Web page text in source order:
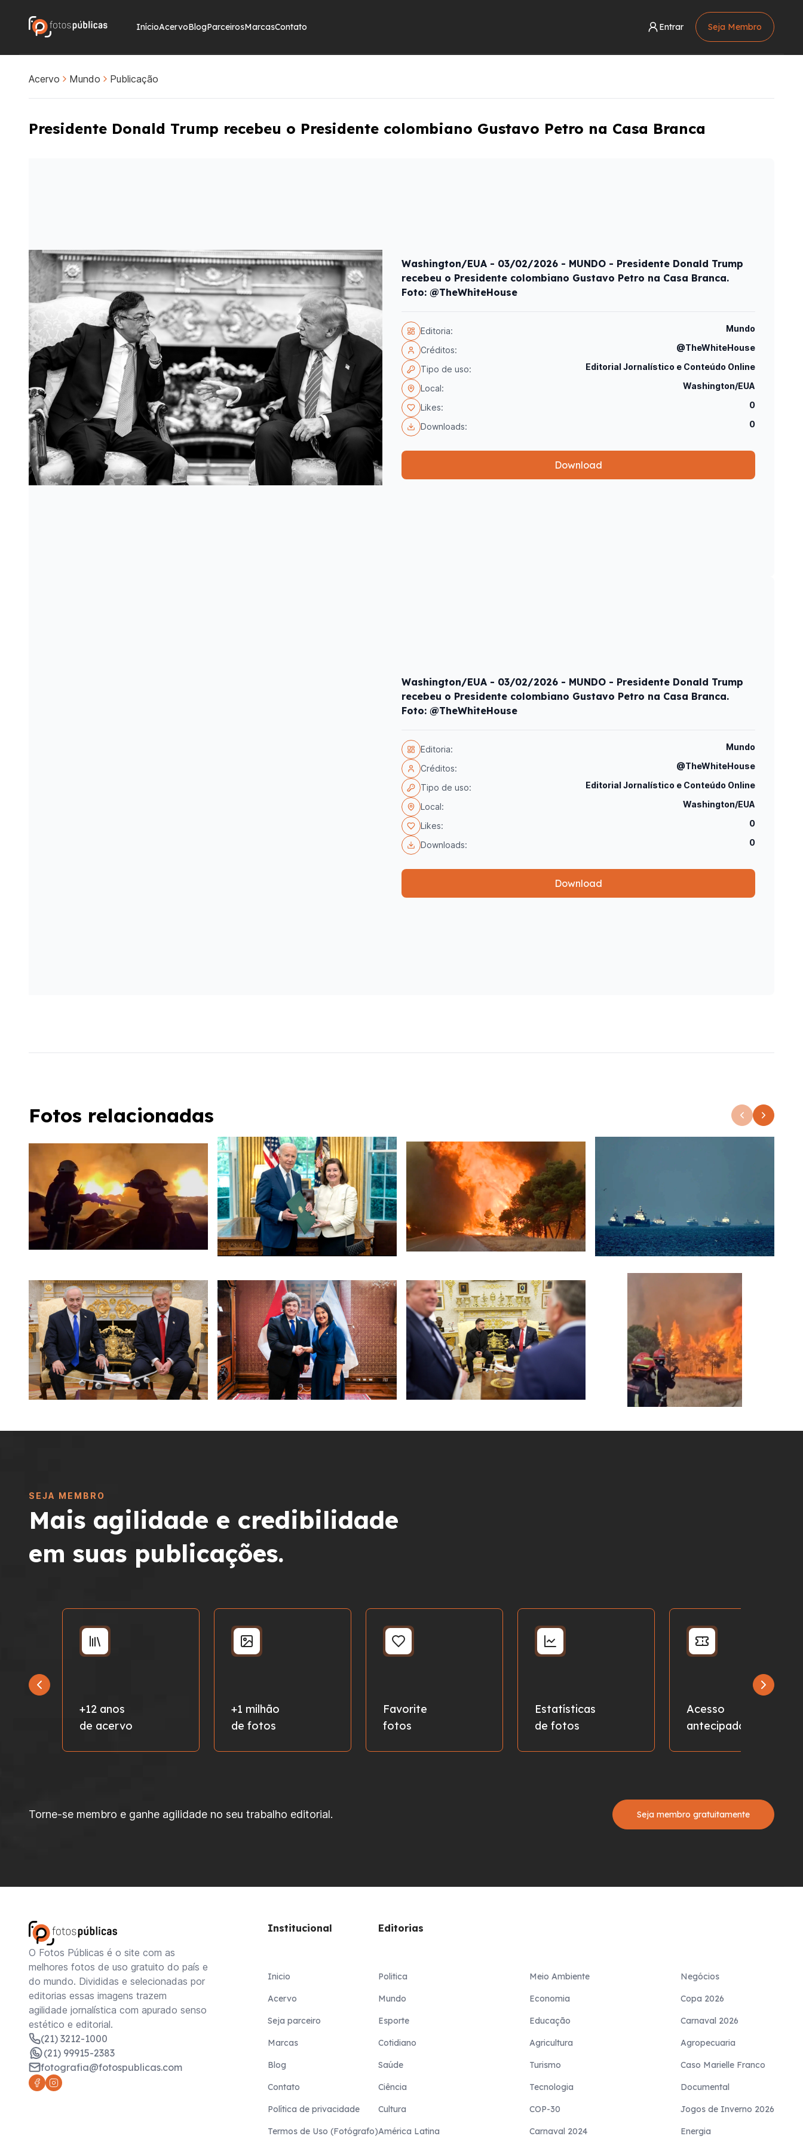
InícioAcervoBlogParceirosMarcasContato Entrar Seja Membro
Acervo Mundo Publicação
Presidente Donald Trump recebeu o Presidente colombiano Gustavo Petro na Casa Branca
Washington/EUA - 03/02/2026 - MUNDO - Presidente Donald Trump
recebeu o Presidente colombiano Gustavo Petro na Casa Branca.
Foto: @TheWhiteHouse
Editoria: Mundo
Créditos: @TheWhiteHouse
Tipo de uso: Editorial Jornalístico e Conteúdo Online
Local: Washington/EUA
Likes: 0
Downloads: 0
Download
Washington/EUA - 03/02/2026 - MUNDO - Presidente Donald Trump
recebeu o Presidente colombiano Gustavo Petro na Casa Branca.
Foto: @TheWhiteHouse
Editoria: Mundo
Créditos: @TheWhiteHouse
Tipo de uso: Editorial Jornalístico e Conteúdo Online
Local: Washington/EUA
Likes: 0
Downloads: 0
Download
Fotos relacionadas
SEJA MEMBRO
Mais agilidade e credibilidade
em suas publicações.
+12 anos
de acervo
+1 milhão
de fotos
Favorite
fotos
Estatísticas
de fotos
Acesso
antecipado
Torne-se membro e ganhe agilidade no seu trabalho editorial. Seja membro gratuitamente
O Fotos Públicas é o site com as
melhores fotos de uso gratuito do país e
do mundo. Divididas e selecionadas por
editorias essas imagens trazem
agilidade jornalística com apurado senso
estético e editorial.
(21) 3212-1000
(21) 99915-2383
fotografia@fotospublicas.com
Institucional
Inicio
Acervo
Seja parceiro
Marcas
Blog
Contato
Política de privacidade
Termos de Uso (Fotógrafo)
Editorias
Politica
Mundo
Esporte
Cotidiano
Saúde
Ciência
Cultura
América Latina
Meio Ambiente
Economia
Educação
Agricultura
Turismo
Tecnologia
COP-30
Carnaval 2024
Negócios
Copa 2026
Carnaval 2026
Agropecuaria
Caso Marielle Franco
Documental
Jogos de Inverno 2026
Energia